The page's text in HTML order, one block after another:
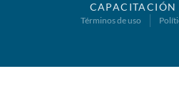
CAPACITACIÓN
Términos de uso